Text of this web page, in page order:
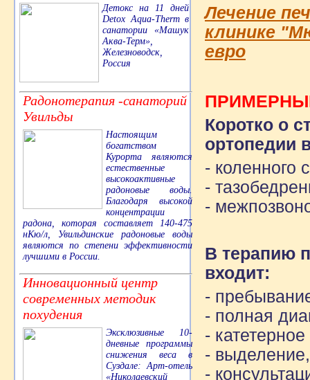
Детокс на 11 дней
Detox Aqua-Therm в
санатории «Машук
Аква-Терм»,
Железноводск,
Россия
Радонотерапия -санаторий
Увильды
Настоящим
богатством
Курорта являются
естественные
высокоактивные
радоновые воды.
Благодаря высокой
концентрации
радона, которая составляет 140-475
нКю/л, Увильдинские радоновые воды
являются по степени эффективности
лучшими в России.
Инновационный центр
современных методик
похудения
Эксклюзивные 10-
дневные программы
снижения веса в
Суздале: Арт-отель
«Николаевский
Лечение
клинике
евро
Коротко о
ортопедии
- коленного
-
-
В терапию
входит:
-
- полная
-
-
-